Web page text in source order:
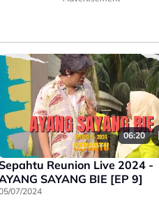
06:20
Reunion Live 2024 -
SAYANG BIE [EP 9]
07/2024